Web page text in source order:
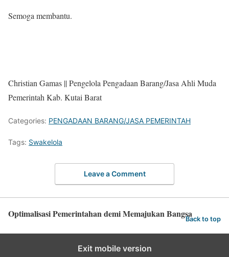
Semoga membantu.
Christian Gamas || Pengelola Pengadaan Barang/Jasa Ahli Muda
Pemerintah Kab. Kutai Barat
Categories: PENGADAAN BARANG/JASA PEMERINTAH
Tags: Swakelola
Leave a Comment
Optimalisasi Pemerintahan demi Memajukan BangsaBack to top
Exit mobile version